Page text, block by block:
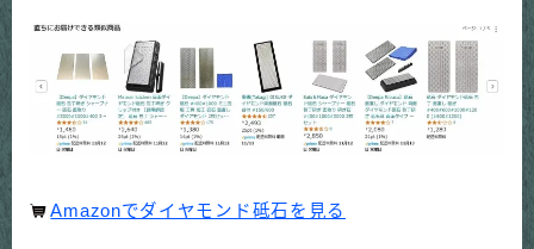
Amazonでダイヤモンド砥石を見る